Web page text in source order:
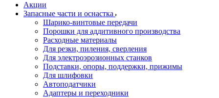
Акции
Запасные части и оснастка
Шарико-винтовые передачи
Порошки для аддитивного производства
Расходные материалы
Для резки, пиления, сверления
Для электроэрозионных станков
Подставки, опоры, поддержки, прижимы
Для шлифовки
Автоподатчики
Адаптеры и переходники